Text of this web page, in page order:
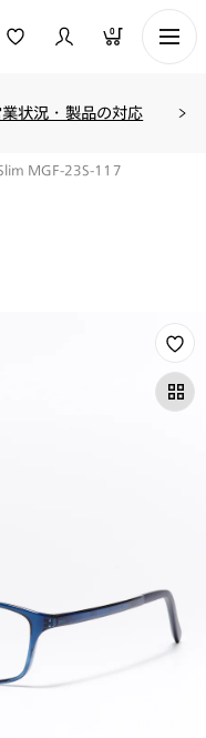
0
状況・製品の対応
MGF-23S-117